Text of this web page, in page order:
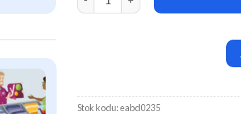
Stok kodu:eabd0235